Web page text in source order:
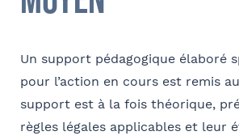
Un support pédagogique élaboré
pour l’action en cours est remis
support est à la fois théorique,
règles légales applicables et leur
Téléphone
E-mail